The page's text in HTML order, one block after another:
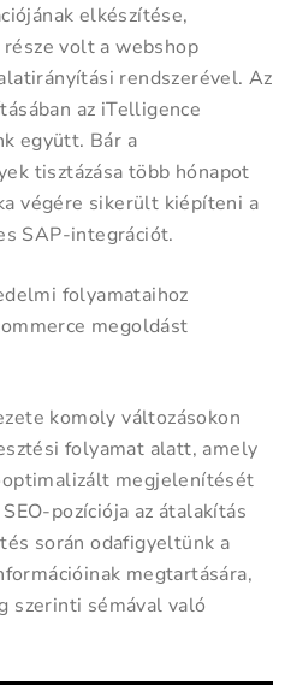
elkészítése,
volt a webshop
rendszerével. Az
az iTelligence
együtt. Bár a
tisztázása több hónapot
végére sikerült kiépíteni a
SAP-integrációt.
folyamataihoz
megoldást
komoly változásokon
folyamat alatt, amely
megjelenítését
pozíciója az átalakítás
során odafigyeltünk a
megtartására,
szerinti sémával való